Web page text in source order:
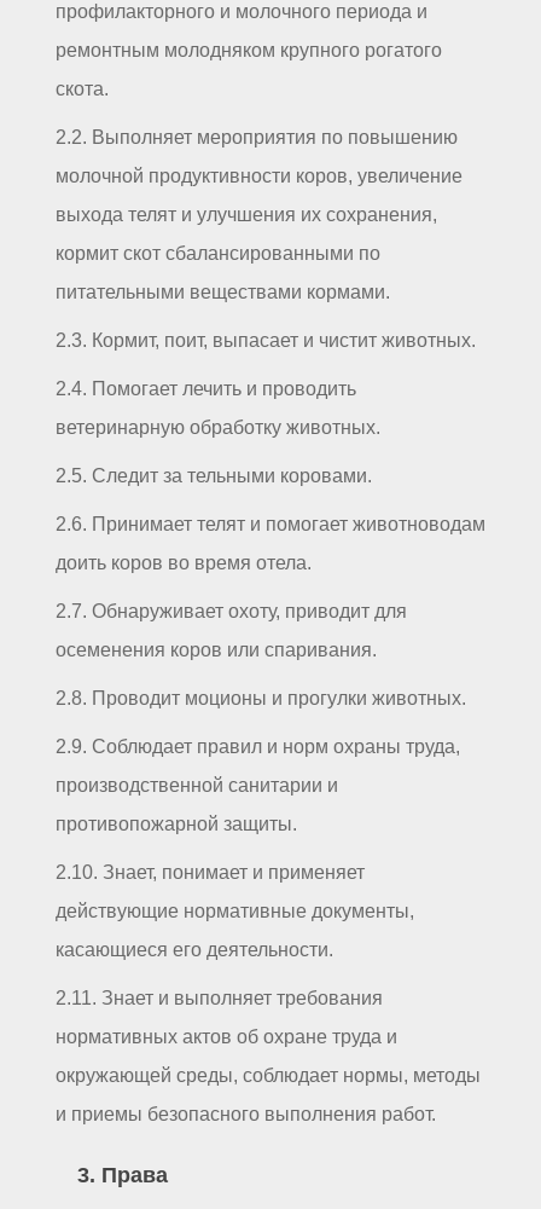
профилакторного и молочного периода и
ремонтным молодняком крупного рогатого
скота.
2.2. Выполняет мероприятия по повышению
молочной продуктивности коров, увеличение
выхода телят и улучшения их сохранения,
кормит скот сбалансированными по
питательными веществами кормами.
2.3. Кормит, поит, выпасает и чистит животных.
2.4. Помогает лечить и проводить
ветеринарную обработку животных.
2.5. Следит за тельными коровами.
2.6. Принимает телят и помогает животноводам
доить коров во время отела.
2.7. Обнаруживает охоту, приводит для
осеменения коров или спаривания.
2.8. Проводит моционы и прогулки животных.
2.9. Соблюдает правил и норм охраны труда,
производственной санитарии и
противопожарной защиты.
2.10. Знает, понимает и применяет
действующие нормативные документы,
касающиеся его деятельности.
2.11. Знает и выполняет требования
нормативных актов об охране труда и
окружающей среды, соблюдает нормы, методы
и приемы безопасного выполнения работ.
3. Права